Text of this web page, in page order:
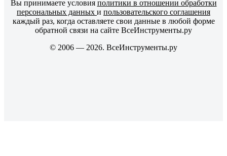
Вы принимаете условия политики в отношении обработки
персональных данных и пользовательского соглашения
каждый раз, когда оставляете свои данные в любой форме
обратной связи на сайте ВсеИнструменты.ру
© 2006 — 2026. ВсеИнструменты.ру